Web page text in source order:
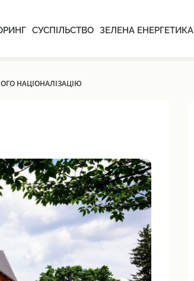
СУСПІЛЬСТВО ЗЕЛЕНА ЕНЕРГЕТИКА
НАЦІОНАЛІЗАЦІЮ